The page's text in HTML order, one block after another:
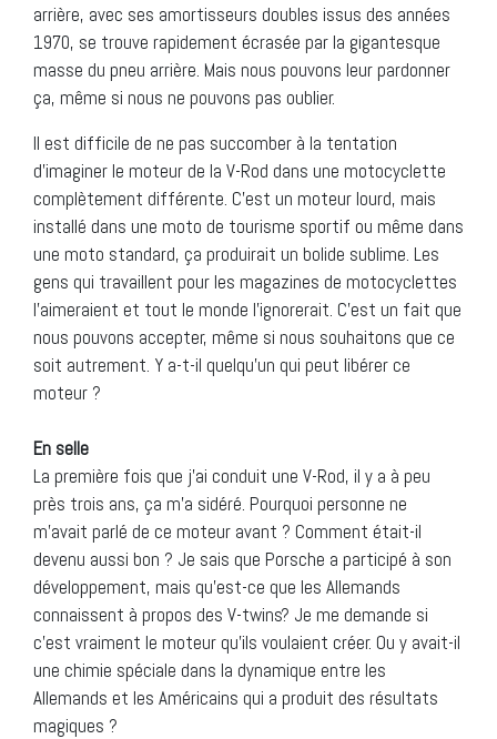
arrière, avec ses amortisseurs doubles issus des années
1970, se trouve rapidement écrasée par la gigantesque
masse du pneu arrière. Mais nous pouvons leur pardonner
ça, même si nous ne pouvons pas oublier.
Il est difficile de ne pas succomber à la tentation
d’imaginer le moteur de la V-Rod dans une motocyclette
complètement différente. C’est un moteur lourd, mais
installé dans une moto de tourisme sportif ou même dans
une moto standard, ça produirait un bolide sublime. Les
gens qui travaillent pour les magazines de motocyclettes
l’aimeraient et tout le monde l’ignorerait. C’est un fait que
nous pouvons accepter, même si nous souhaitons que ce
soit autrement. Y a-t-il quelqu’un qui peut libérer ce
moteur ?
En selle
La première fois que j’ai conduit une V-Rod, il y a à peu
près trois ans, ça m’a sidéré. Pourquoi personne ne
m’avait parlé de ce moteur avant ? Comment était-il
devenu aussi bon ? Je sais que Porsche a participé à son
développement, mais qu’est-ce que les Allemands
connaissent à propos des V-twins? Je me demande si
c’est vraiment le moteur qu’ils voulaient créer. Ou y avait-il
une chimie spéciale dans la dynamique entre les
Allemands et les Américains qui a produit des résultats
magiques ?